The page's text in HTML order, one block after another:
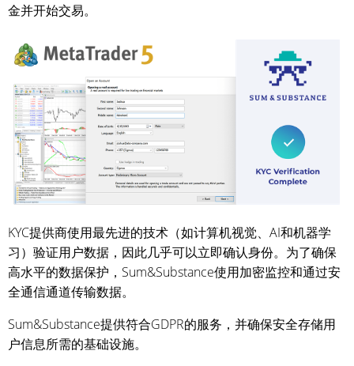
金并开始交易。
KYC提供商使用最先进的技术（如计算机视觉、AI和机器学
习）验证用户数据，因此几乎可以立即确认身份。为了确保
高水平的数据保护，Sum&Substance使用加密监控和通过安
全通信通道传输数据。
Sum&Substance提供符合GDPR的服务，并确保安全存储用
户信息所需的基础设施。